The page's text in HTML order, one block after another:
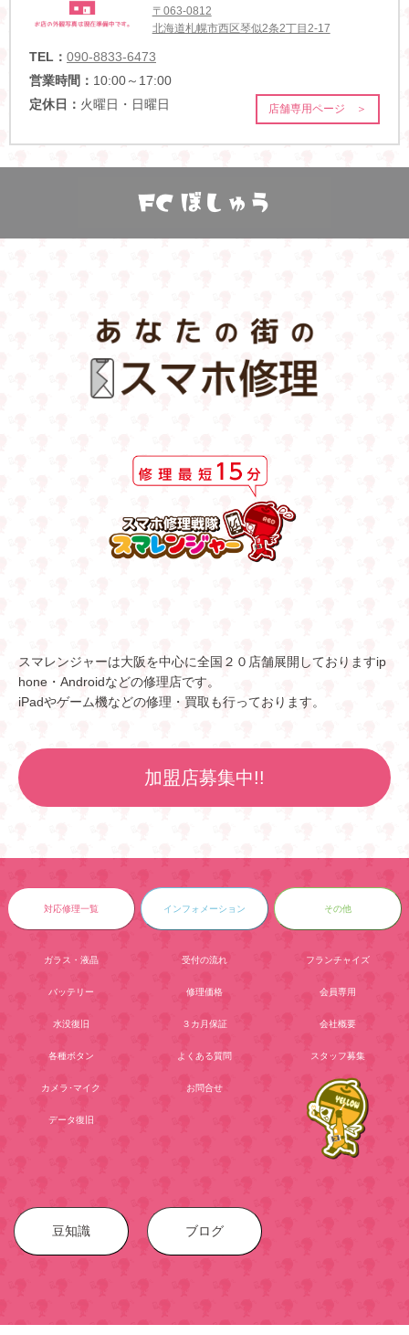
〒063-0812
北海道札幌市西区琴似2条2丁目2-17
TEL： 090-8833-6473
営業時間： 10:00～17:00
定休日： 火曜日・日曜日 店舗専用ページ ＞
スマレンジャーは大阪を中心に全国２０店舗展開しておりますip
hone・Androidなどの修理店です。
iPadやゲーム機などの修理・買取も行っております。
加盟店募集中!!
対応修理一覧
ガラス・液晶
バッテリー
水没復旧
各種ボタン
カメラ･マイク
データ復旧
インフォメーション
受付の流れ
修理価格
３カ月保証
よくある質問
お問合せ
その他
フランチャイズ
会員専用
会社概要
スタッフ募集
豆知識 ブログ